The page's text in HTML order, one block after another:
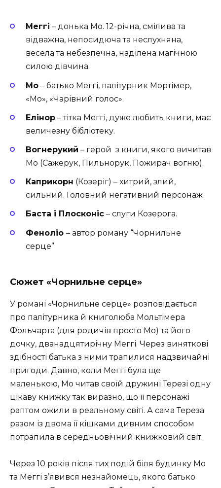
Меггі – донька Мо. 12-річна, смілива та
відважна, непосидюча та неслухняна,
весела та небезпечна, наділена магічною
силою дівчина.
Мо – батько Меггі, палітурник Мортімер,
«Мо», «Чарівний голос».
Елінор – тітка Меггі, дуже любить книги, має
величезну бібліотеку.
Вогнерукий – герой з книги, якого вичитав
Мо (Сажерук, Пильнорук, Пожирач вогню).
Каприкорн (Козеріг) – хитрий, злий,
сильний. Головний негативний персонаж
Баста і Плосконіс – слуги Козерога.
Феноліо – автор роману “Чорнильне
серце”
Сюжет «Чорнильне серце»
У романі «Чорнильне серце» розповідається
про палітурника й книголюба Мольтімера
Фольчарта (для родичів просто Мо) та його
дочку, дванадцятирічну Меггі. Через виняткові
здібності батька з ними трапилися надзвичайні
пригоди. Давно, коли Меггі була ще
маленькою, Мо читав своїй дружині Терезі одну
цікаву книжку так виразно, що її персонажі
раптом ожили в реальному світі. А сама Тереза
разом із двома її кішками дивним способом
потрапила в середньовічний книжковий світ.
Через 10 років після тих подій біля будинку Мо
та Меггі з’явився незнайомець, якого батько